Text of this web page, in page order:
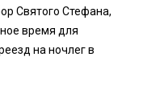
Святого Стефана,
время для
на ночлег в